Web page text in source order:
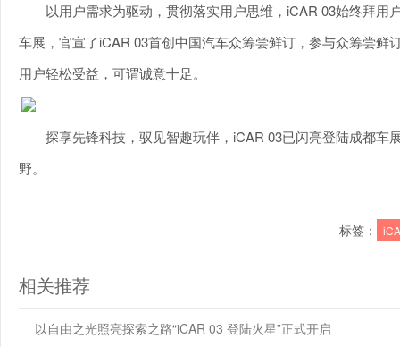
以用户需求为驱动，贯彻落实用户思维，iCAR 03始终拜
车展，官宣了iCAR 03首创中国汽车众筹尝鲜订，参与众筹尝
用户轻松受益，可谓诚意十足。
探享先锋科技，驭见智趣玩伴，iCAR 03已闪亮登陆成都
野。
标签：
相关推荐
以自由之光照亮探索之路“iCAR 03 登陆火星”正式开启